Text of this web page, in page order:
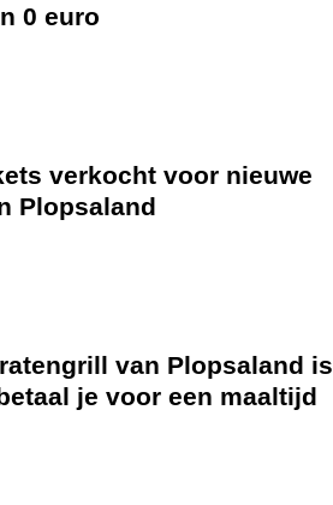
0 euro
verkocht voor nieuwe
Plopsaland
van Plopsaland is
je voor een maaltijd